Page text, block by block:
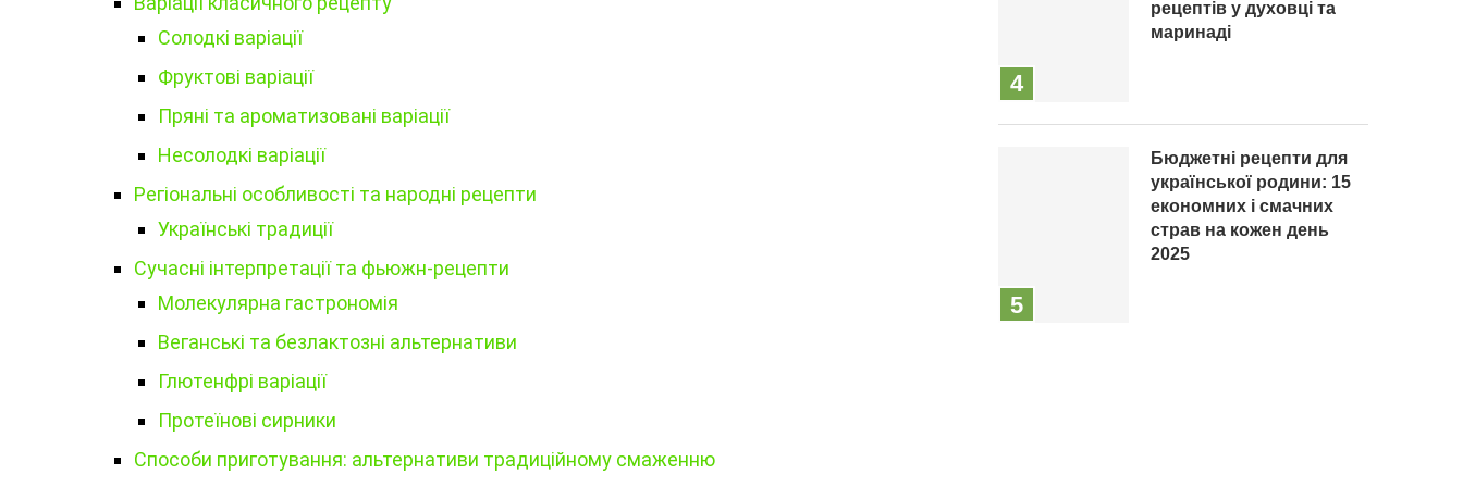
Солодкі варіації
Фруктові варіації
Пряні та ароматизовані варіації
Несолодкі варіації
Регіональні особливості та народні рецепти
Українські традиції
Сучасні інтерпретації та фьюжн-рецепти
Молекулярна гастрономія
Веганські та безлактозні альтернативи
Глютенфрі варіації
Протеїнові сирники
Способи приготування: альтернативи традиційному смаженню
рецептів у духовці та
маринаді
Бюджетні рецепти для
української родини: 15
економних і смачних
страв на кожен день
2025